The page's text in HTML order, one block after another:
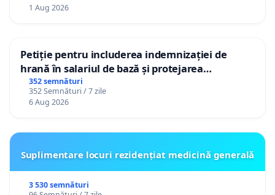
1 Aug 2026
Petiție pentru includerea indemnizației de
hrană în salariul de bază și protejarea
gradațiilor de vechime pentru asistenții
personali
352 semnături
352 Semnături / 7 zile
6 Aug 2026
Suplimentare locuri rezidențiat medicină generală
3 530 semnături